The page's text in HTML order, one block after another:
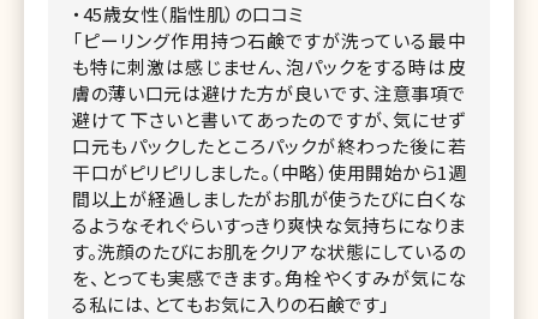
・45歳女性（脂性肌）の口コミ
「ピーリング作用持つ石鹸ですが洗っている最中
も特に刺激は感じません、泡パックをする時は皮
膚の薄い口元は避けた方が良いです、注意事項で
避けて下さいと書いてあったのですが、気にせず
口元もパックしたところパックが終わった後に若
干口がピリピリしました。（中略）使用開始から1週
間以上が経過しましたがお肌が使うたびに白くな
るようなそれぐらいすっきり爽快な気持ちになりま
す。洗顔のたびにお肌をクリアな状態にしているの
を、とっても実感できます。角栓やくすみが気にな
る私には、とてもお気に入りの石鹸です」